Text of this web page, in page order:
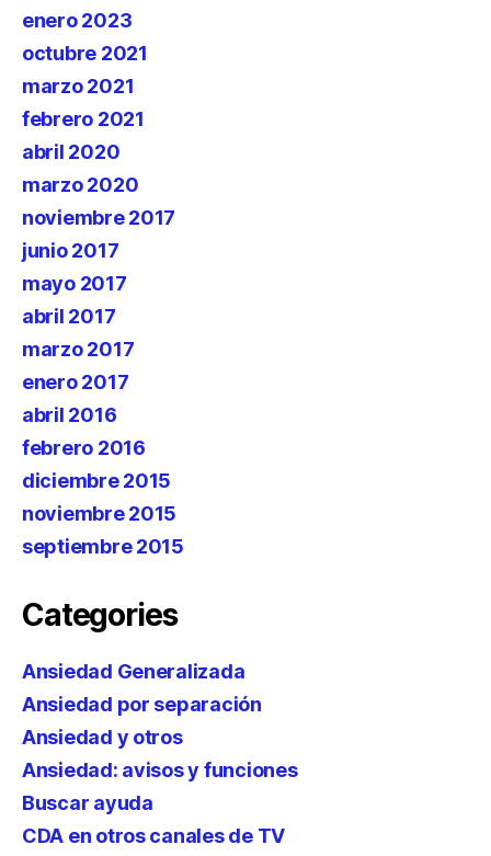
enero 2023
octubre 2021
marzo 2021
febrero 2021
abril 2020
marzo 2020
noviembre 2017
junio 2017
mayo 2017
abril 2017
marzo 2017
enero 2017
abril 2016
febrero 2016
diciembre 2015
noviembre 2015
septiembre 2015
Categories
Ansiedad Generalizada
Ansiedad por separación
Ansiedad y otros
Ansiedad: avisos y funciones
Buscar ayuda
CDA en otros canales de TV